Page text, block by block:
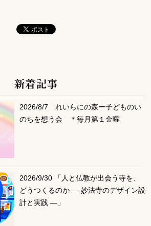
新着記事
2026/8/7 れいらにの森ー子どものい
のちを想う会 ＊毎月第１金曜
2026/9/30 「人と仏教が出会う寺を、
どうつくるのか ― 妙法寺のデザイン設
計と実践 ―」